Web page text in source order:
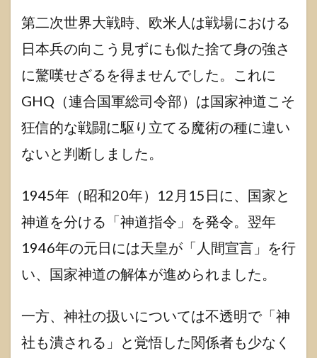
第二次世界大戦時、欧米人は戦場における
日本兵の向こう見ずにも似た捨て身の強さ
に驚嘆せざるを得ませんでした。これに
GHQ（連合国軍総司令部）は国家神道こそ
狂信的な戦闘に駆り立てる魔術の種に違い
ないと判断しました。
1945年（昭和20年）12月15日に、国家と
神道を分ける「神道指令」を発令。翌年
1946年の元日には天皇が「人間宣言」を行
い、国家神道の解体が進められました。
一方、神社の扱いについては不透明で「神
社も潰される」と覚悟した関係者も少なく